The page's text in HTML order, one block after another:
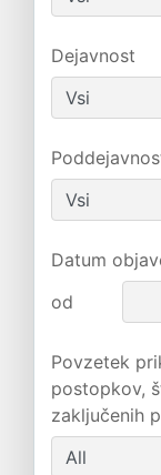
Dejavnost
Datum
od
Povzetek
postopkov,
zaključenih